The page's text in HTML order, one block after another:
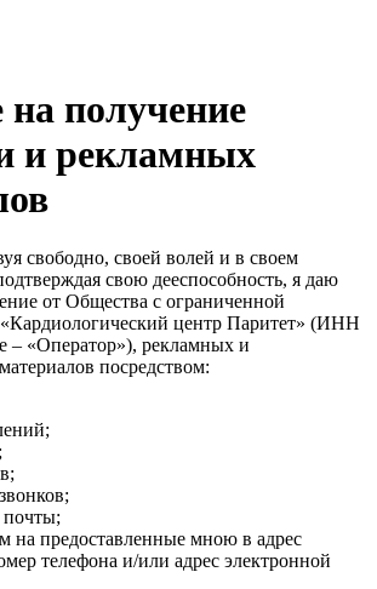
на получение
и рекламных
свободно, своей волей и в своем
свою дееспособность, я даю
от Общества с ограниченной
«Кардиологический центр Паритет» (ИНН
– «Оператор»), рекламных и
посредством:
почты;
на предоставленные мною в адрес
телефона и/или адрес электронной